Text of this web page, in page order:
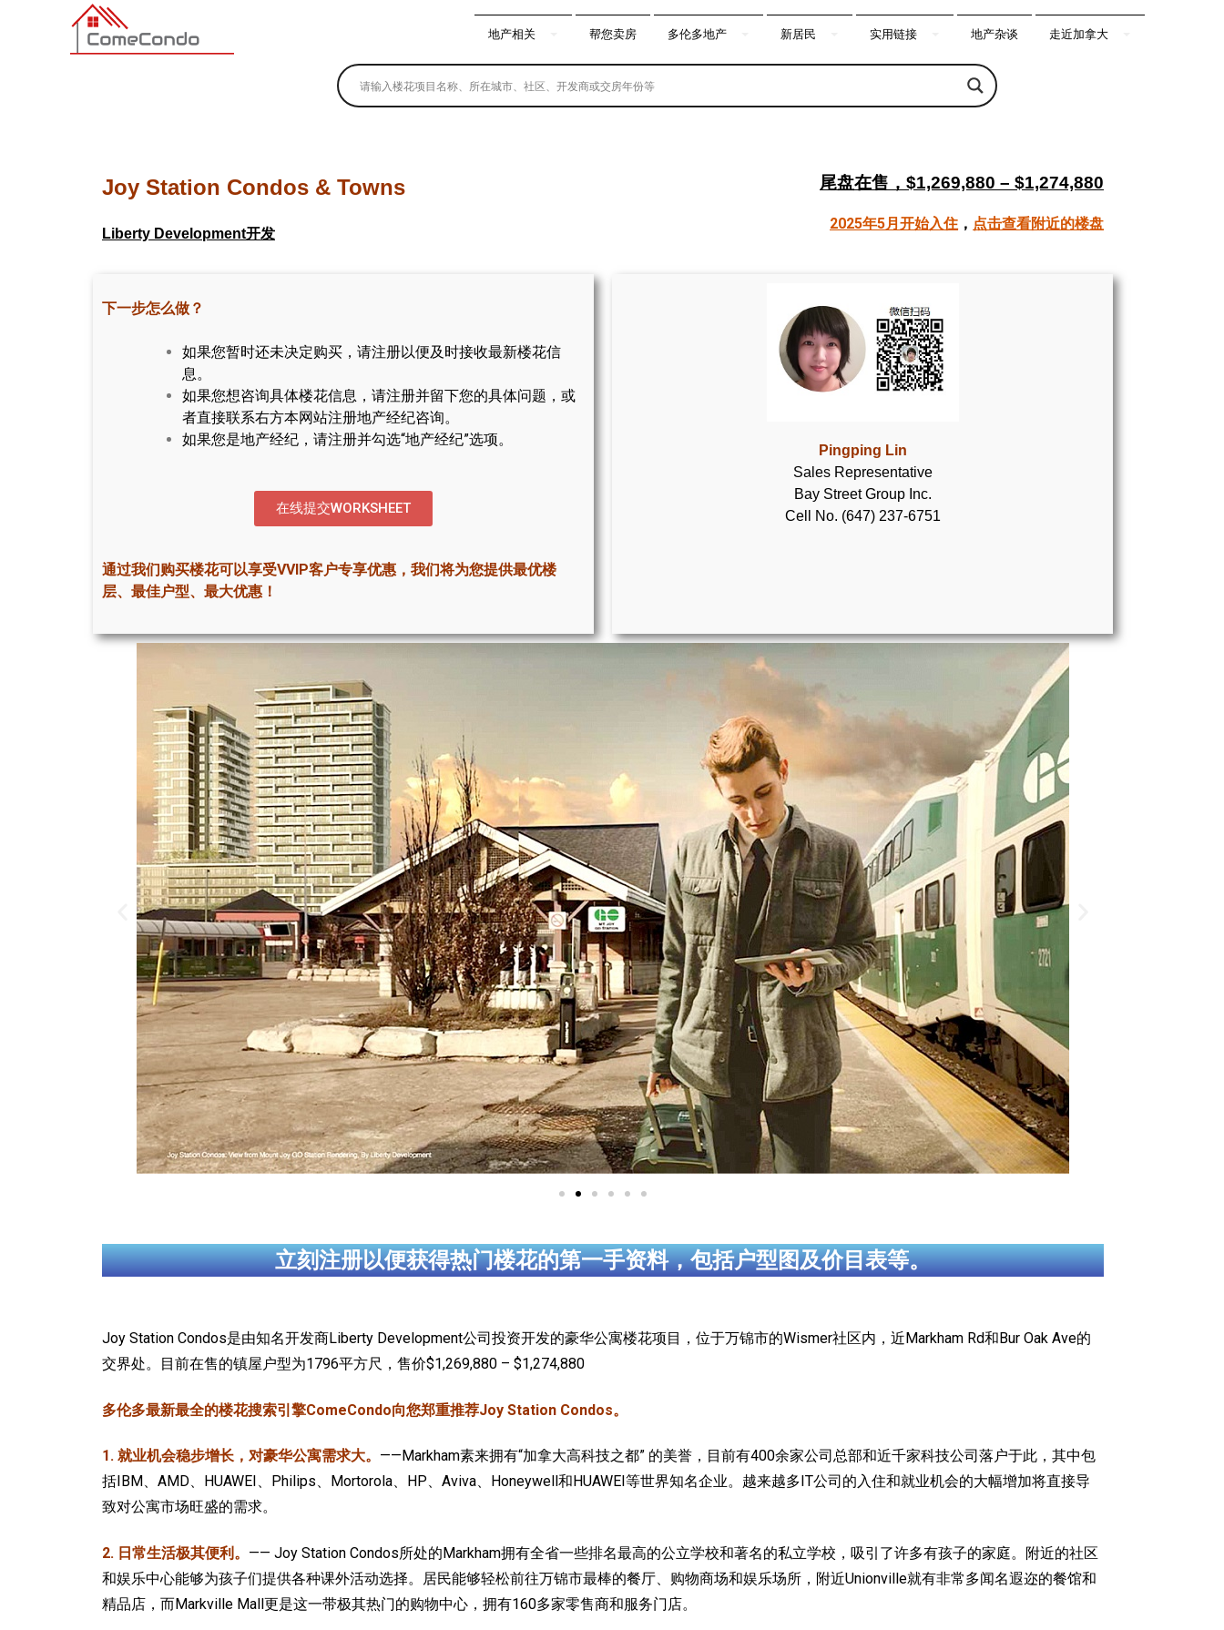
多伦多最新最全的楼花搜索引擎
地产相关 帮您卖房 多伦多地产 新居民 实用链接 地产杂谈 走近加拿大
Joy Station Condos & Towns
Liberty Development开发
尾盘在售，$1,269,880 – $1,274,880
2025年5月开始入住 ， 点击查看附近的楼盘
下一步怎么做？
如果您暂时还未决定购买，请注册以便及时接收最新楼花信
息。
如果您想咨询具体楼花信息，请注册并留下您的具体问题，或
者直接联系右方本网站注册地产经纪咨询。
如果您是地产经纪，请注册并勾选“地产经纪”选项。
在线提交WORKSHEET
通过我们购买楼花可以享受VVIP客户专享优惠，我们将为您提供最优楼
层、最佳户型、最大优惠！
Pingping Lin
Sales Representative
Bay Street Group Inc.
Cell No. (647) 237-6751
立刻注册以便获得热门楼花的第一手资料，包括户型图及价目表等。
Joy Station Condos是由知名开发商Liberty Development公司投资开发的豪华公寓楼花项目，位于万锦市的Wismer社区内，近Markham Rd和Bur Oak Ave的
交界处。目前在售的镇屋户型为1796平方尺，售价$1,269,880 – $1,274,880
多伦多最新最全的楼花搜索引擎ComeCondo向您郑重推荐Joy Station Condos。
1. 就业机会稳步增长，对豪华公寓需求大。 ——Markham素来拥有“加拿大高科技之都” 的美誉，目前有400余家公司总部和近千家科技公司落户于此，其中包
括IBM、AMD、HUAWEI、Philips、Mortorola、HP、Aviva、Honeywell和HUAWEI等世界知名企业。越来越多IT公司的入住和就业机会的大幅增加将直接导
致对公寓市场旺盛的需求。
2. 日常生活极其便利。 —— Joy Station Condos所处的Markham拥有全省一些排名最高的公立学校和著名的私立学校，吸引了许多有孩子的家庭。附近的社区
和娱乐中心能够为孩子们提供各种课外活动选择。居民能够轻松前往万锦市最棒的餐厅、购物商场和娱乐场所，附近Unionville就有非常多闻名遐迩的餐馆和
精品店，而Markville Mall更是这一带极其热门的购物中心，拥有160多家零售商和服务门店。